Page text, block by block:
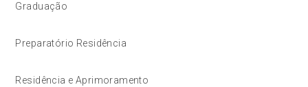
Graduação
Preparatório Residência
Residência e Aprimoramento